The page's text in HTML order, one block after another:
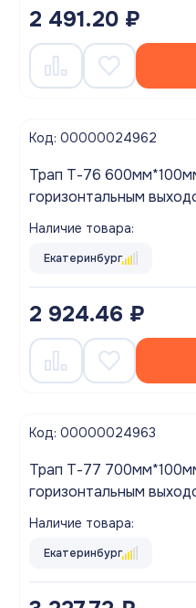
2 491.20 ₽
Код: 00000024962
Трап Т-76
горизонтальным
вертикальными
Наличие товара:
Екатеринбург
2 924.46 ₽
Код: 00000024963
Трап Т-77
горизонтальным
вертикальными
Наличие товара:
Екатеринбург